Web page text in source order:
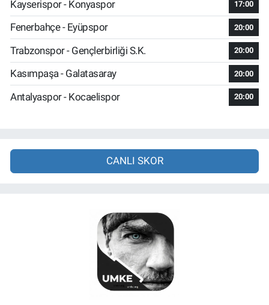
Kayserispor - Konyaspor
17:00
Fenerbahçe - Eyüpspor 20:00
Trabzonspor - Gençlerbirliği S.K. 20:00
Kasımpaşa - Galatasaray 20:00
Antalyaspor - Kocaelispor 20:00
CANLI SKOR